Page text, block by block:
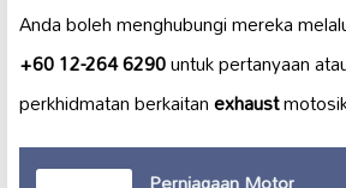
Anda boleh menghubungi mereka
+60 12-264 6290untuk pertanyaan
perkhidmatan berkaitanexhaust